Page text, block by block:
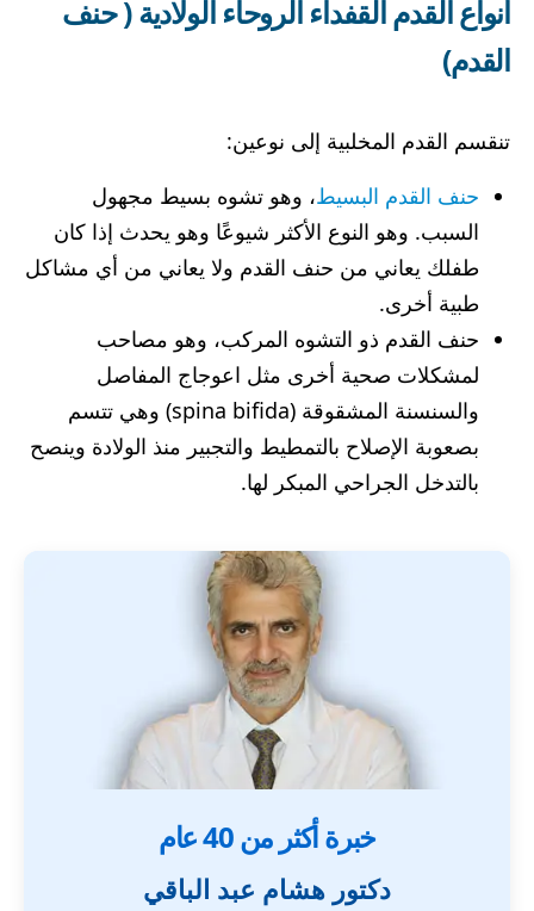
أنواع القدم القفداء الروحاء الولادية ( حنف
القدم)
تنقسم القدم المخلبية إلى نوعين:
حنف القدم البسيط، وهو تشوه بسيط مجهول
السبب. وهو النوع الأكثر شيوعًا وهو يحدث إذا كان
طفلك يعاني من حنف القدم ولا يعاني من أي مشاكل
طبية أخرى.
حنف القدم ذو التشوه المركب، وهو مصاحب
لمشكلات صحية أخرى مثل اعوجاج المفاصل
والسنسنة المشقوقة (spina bifida) وهي تتسم
بصعوبة الإصلاح بالتمطيط والتجبير منذ الولادة وينصح
بالتدخل الجراحي المبكر لها.
خبرة أكثر من 40 عام
دكتور هشام عبد الباقي